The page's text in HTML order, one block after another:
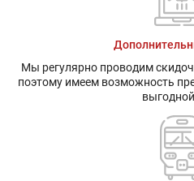
Мы регулярно проводим
поэтому имеем возможность